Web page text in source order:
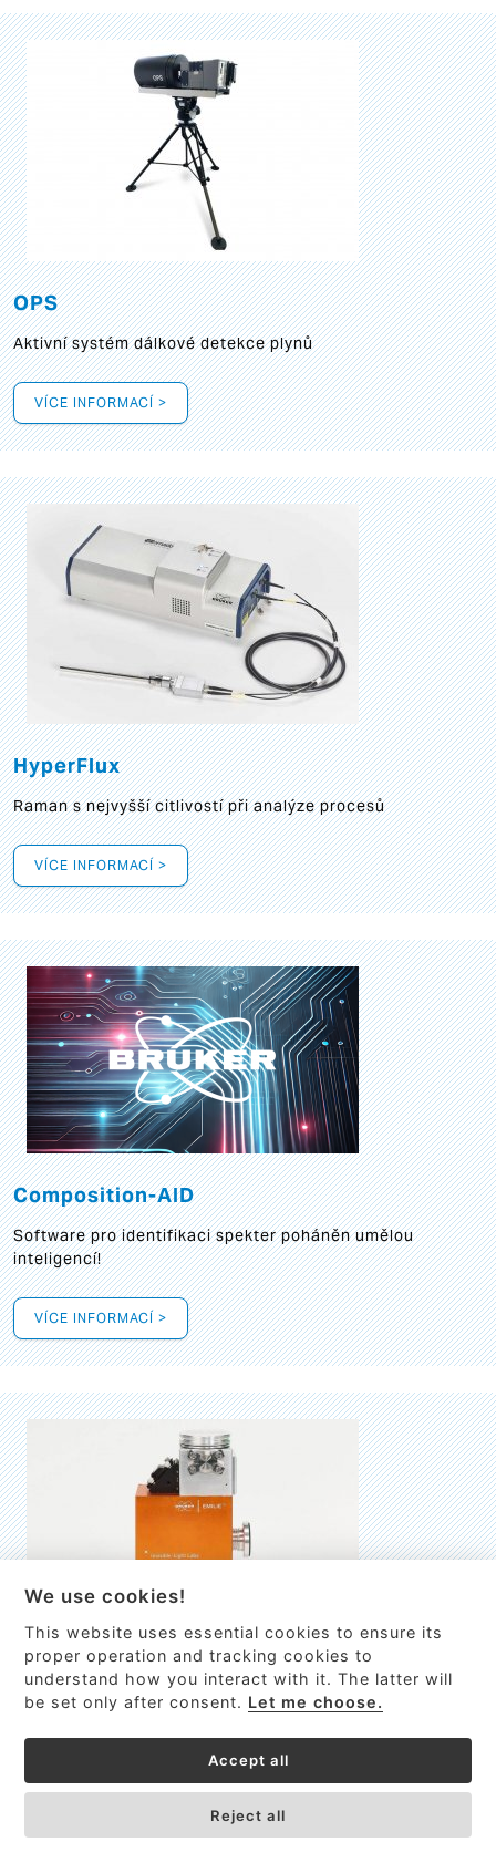
OPS
Aktivní systém dálkové detekce plynů
VÍCE INFORMACÍ >
HyperFlux
Raman s nejvyšší citlivostí při analýze procesů
VÍCE INFORMACÍ >
Composition-AID
Software pro identifikaci spekter poháněn umělou
inteligencí!
VÍCE INFORMACÍ >
EMILIE
První nano-elektro-mechanický (NEMS) FTIR analyzátor
We use cookies!
This website uses essential cookies to ensure its
proper operation and tracking cookies to
understand how you interact with it. The latter will
be set only after consent. Let me choose.
Accept all
Reject all